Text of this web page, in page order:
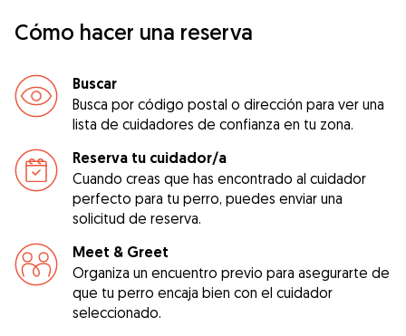
Cómo hacer una reserva
Buscar
Busca por código postal o dirección para ver una
lista de cuidadores de confianza en tu zona.
Reserva tu cuidador/a
Cuando creas que has encontrado al cuidador
perfecto para tu perro, puedes enviar una
solicitud de reserva.
Meet & Greet
Organiza un encuentro previo para asegurarte de
que tu perro encaja bien con el cuidador
seleccionado.